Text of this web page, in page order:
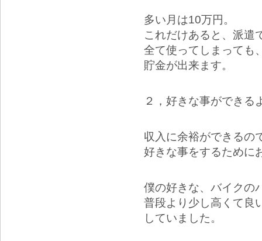
多い月は10万円。
これだけあると、派遣
全て使ってしまっても
貯金が出来ます。
２，好きな事ができる
収入に余裕ができるの
好きな事をするために
僕の好きな、バイクの
普段より少し高くて良
していました。